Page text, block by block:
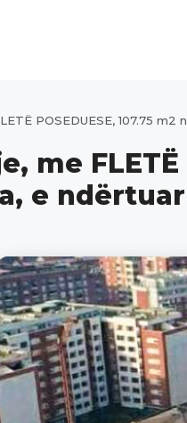
POSEDUESE, 107.75
me FLETË
e